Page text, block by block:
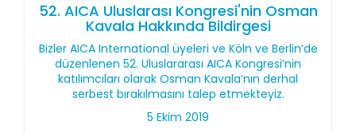
52. AICA Uluslarası Kongresi'nin Osman
Kavala Hakkında Bildirgesi
Bizler AICA International üyeleri ve Köln ve Berlin’de
düzenlenen 52. Uluslararası AICA Kongresi’nin
katılımcıları olarak Osman Kavala’nın derhal
serbest bırakılmasını talep etmekteyiz.
5 Ekim 2019